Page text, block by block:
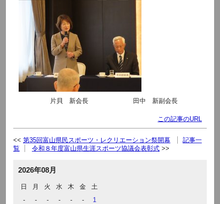
片貝 新会長 田中 新副会長
この記事のURL
第35回富山県民スポーツ・レクリエーション祭開幕
記事一
覧
令和８年度富山県生涯スポーツ協議会表彰式
2026年08月
日 月 火 水 木 金
土
-
- - - - -
1